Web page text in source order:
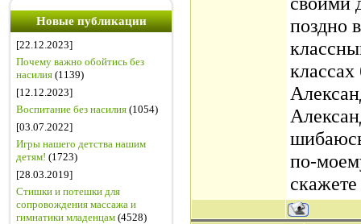
Новые публикации
[22.12.2023]
Почему важно обойтись без
насилия (1139)
[12.12.2023]
Воспитание без насилия (1054)
[03.07.2022]
Игры нашего детства нашим
детям! (1723)
[28.03.2019]
Стишки и потешки для
сопровождения массажа и
гимнатики младенцам (4528)
поздно
классах
по-